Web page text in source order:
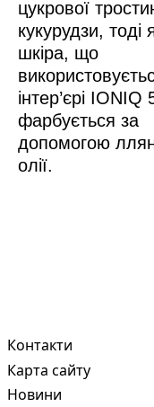
цукрової тростини та
кукурудзи, тоді
шкіра, що
інтер’єрі IONIQ
фарбується за
допомогою
олії.
Контакти
Карта сайту
Новини